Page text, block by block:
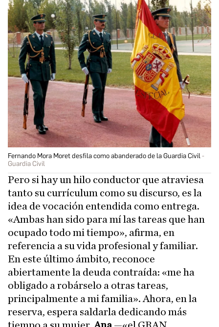
Fernando Mora Moret desfila como abanderado de la Guardia Civil
Guardia Civil
Pero si hay un hilo conductor que atraviesa
tanto su currículum como su discurso, es la
idea de vocación entendida como entrega.
«Ambas han sido para mí las tareas que han
ocupado todo mi tiempo», afirma, en
referencia a su vida profesional y familiar.
En este último ámbito, reconoce
abiertamente la deuda contraída: «me ha
obligado a robárselo a otras tareas,
principalmente a mi familia». Ahora, en la
reserva, espera saldarla dedicando más